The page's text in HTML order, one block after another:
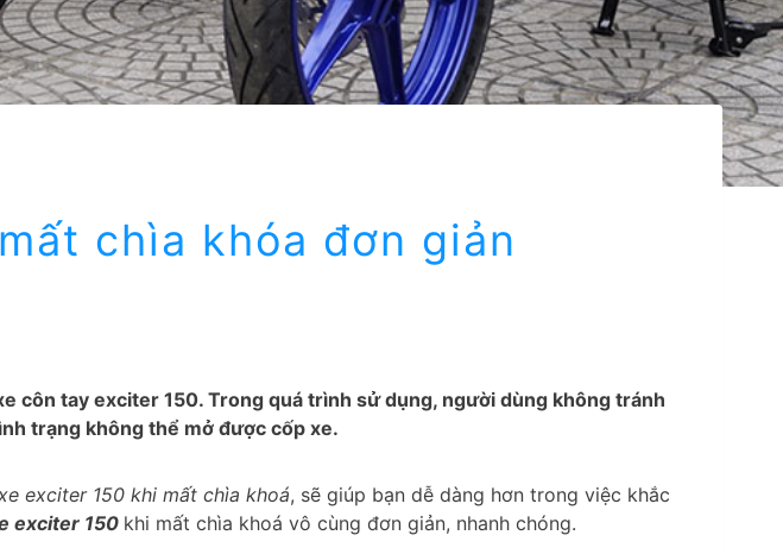
chìa khóa đơn giản
côn tay exciter 150. Trong quá trình sử dụng, người dùng không tránh
trạng không thể mở được cốp xe.
exciter 150 khi mất chìa khoá, sẽ giúp bạn dễ dàng hơn trong việc khắc
exciter 150 khi mất chìa khoá vô cùng đơn giản, nhanh chóng.